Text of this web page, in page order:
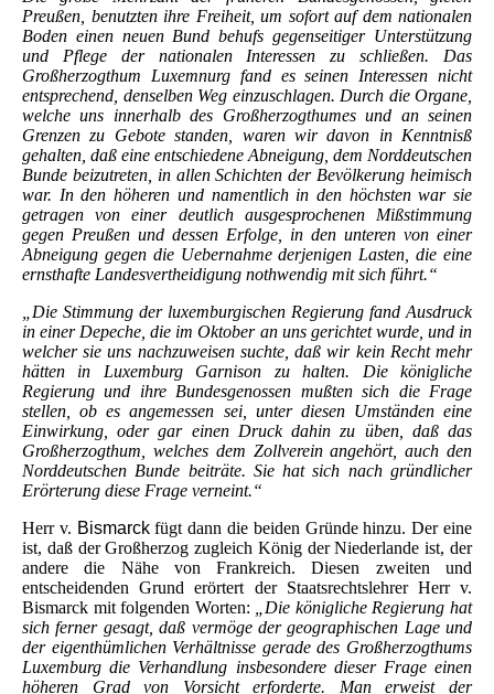
Preußen, benutzten ihre Freiheit, um sofort auf dem nationalen
Boden einen neuen Bund behufs gegenseitiger Unterstützung
und Pflege der nationalen Interessen zu schließen. Das
Großherzogthum Luxemnurg fand es seinen Interessen nicht
entsprechend, denselben Weg einzuschlagen. Durch die Organe,
welche uns innerhalb des Großherzogthumes und an seinen
Grenzen zu Gebote standen, waren wir davon in Kenntnisß
gehalten, daß eine entschiedene Abneigung, dem Norddeutschen
Bunde beizutreten, in allen Schichten der Bevölkerung heimisch
war. In den höheren und namentlich in den höchsten war sie
getragen von einer deutlich ausgesprochenen Mißstimmung
gegen Preußen und dessen Erfolge, in den unteren von einer
Abneigung gegen die Uebernahme derjenigen Lasten, die eine
ernsthafte Landesvertheidigung nothwendig mit sich führt.“
„Die Stimmung der luxemburgischen Regierung fand Ausdruck
in einer Depeche, die im Oktober an uns gerichtet wurde, und in
welcher sie uns nachzuweisen suchte, daß wir kein Recht mehr
hätten in Luxemburg Garnison zu halten. Die königliche
Regierung und ihre Bundesgenossen mußten sich die Frage
stellen, ob es angemessen sei, unter diesen Umständen eine
Einwirkung, oder gar einen Druck dahin zu üben, daß das
Großherzogthum, welches dem Zollverein angehört, auch den
Norddeutschen Bunde beiträte. Sie hat sich nach gründlicher
Erörterung diese Frage verneint.“
Herr v. Bismarckfügt dann die beiden Gründe hinzu. Der eine
ist, daß der Großherzog zugleich König der Niederlande ist, der
andere die Nähe von Frankreich. Diesen zweiten und
entscheidenden Grund erörtert der Staatsrechtslehrer Herr v.
Bismarck mit folgenden Worten:
„Die königliche Regierung hat
sich ferner gesagt, daß vermöge der geographischen Lage und
der eigenthümlichen Verhältnisse gerade des Großherzogthums
Luxemburg die Verhandlung insbesondere dieser Frage einen
höheren Grad von Vorsicht erforderte. Man erweist der